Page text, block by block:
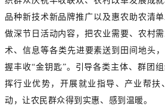
品种新技术新品牌推广以及惠农助农清
做深节日活动内容，把农业需要、农村
术、信息等各类先进要素送到田间地头
握丰收“金钥匙”。引导各类主体、群团
挥行业优势，开展就业指导、产业帮扶
动，让农民群众得到实惠、感到温暖。